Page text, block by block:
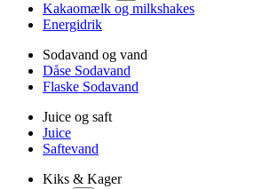
Kakaomælk og milkshakes
Energidrik
Sodavand og vand
Dåse Sodavand
Flaske Sodavand
Juice og saft
Juice
Saftevand
Kiks & Kager